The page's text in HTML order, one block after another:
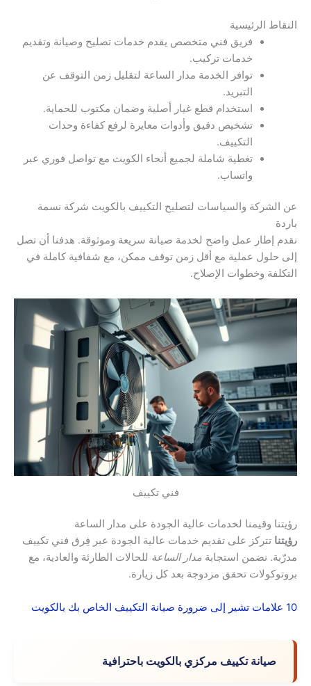
النقاط الرئيسية
فريق فني متخصص يقدم خدمات تصليح وصيانة وتقديم
خدمات تركيب.
توافر الخدمة مدار الساعة لتقليل زمن التوقف عن
التبريد.
استخدام قطع غيار أصلية وضمان مكتوب للحماية.
تشخيص دقيق وأدوات معايرة لرفع كفاءة وحدات
التكييف.
تغطية شاملة لجميع أنحاء الكويت مع تواصل فوري عبر
واتساب.
عن الشركة والسياسات لتصليح التكييف بالكويت شركة نسمة
باردة
نقدم إطار عمل واضح لخدمة صيانة سريعة وموثوقة. هدفنا أن تصل
إلى حلول عملية مع أقل زمن توقف ممكن، مع شفافية كاملة في
التكلفة وخطوات الإصلاح.
فني تكييف
رؤيتنا وقيمنا لخدمات عالية الجودة على مدار الساعة
رؤيتنا تتركز على تقديم خدمات عالية الجودة عبر فِرق فني تكييف
مدرّبة. نضمن استجابة مدار الساعة للحالات الطارئة والعادية، مع
بروتوكولات تحقق مزدوجة بعد كل زيارة.
10 علامات تشير إلى ضرورة صيانة التكييف الخاص بك بالكويت
صيانة تكييف مركزي بالكويت باحترافية